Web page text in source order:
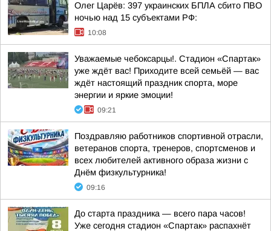
Олег Царёв: 397 украинских БПЛА сбито ПВО
ночью над 15 субъектами РФ:
10:08
Уважаемые чебоксарцы!. Стадион «Спартак»
уже ждёт вас! Приходите всей семьёй — вас
ждёт настоящий праздник спорта, море
энергии и яркие эмоции!
09:21
Поздравляю работников спортивной отрасли,
ветеранов спорта, тренеров, спортсменов и
всех любителей активного образа жизни с
Днём физкультурника!
09:16
До старта праздника — всего пара часов!
Уже сегодня стадион «Спартак» распахнёт